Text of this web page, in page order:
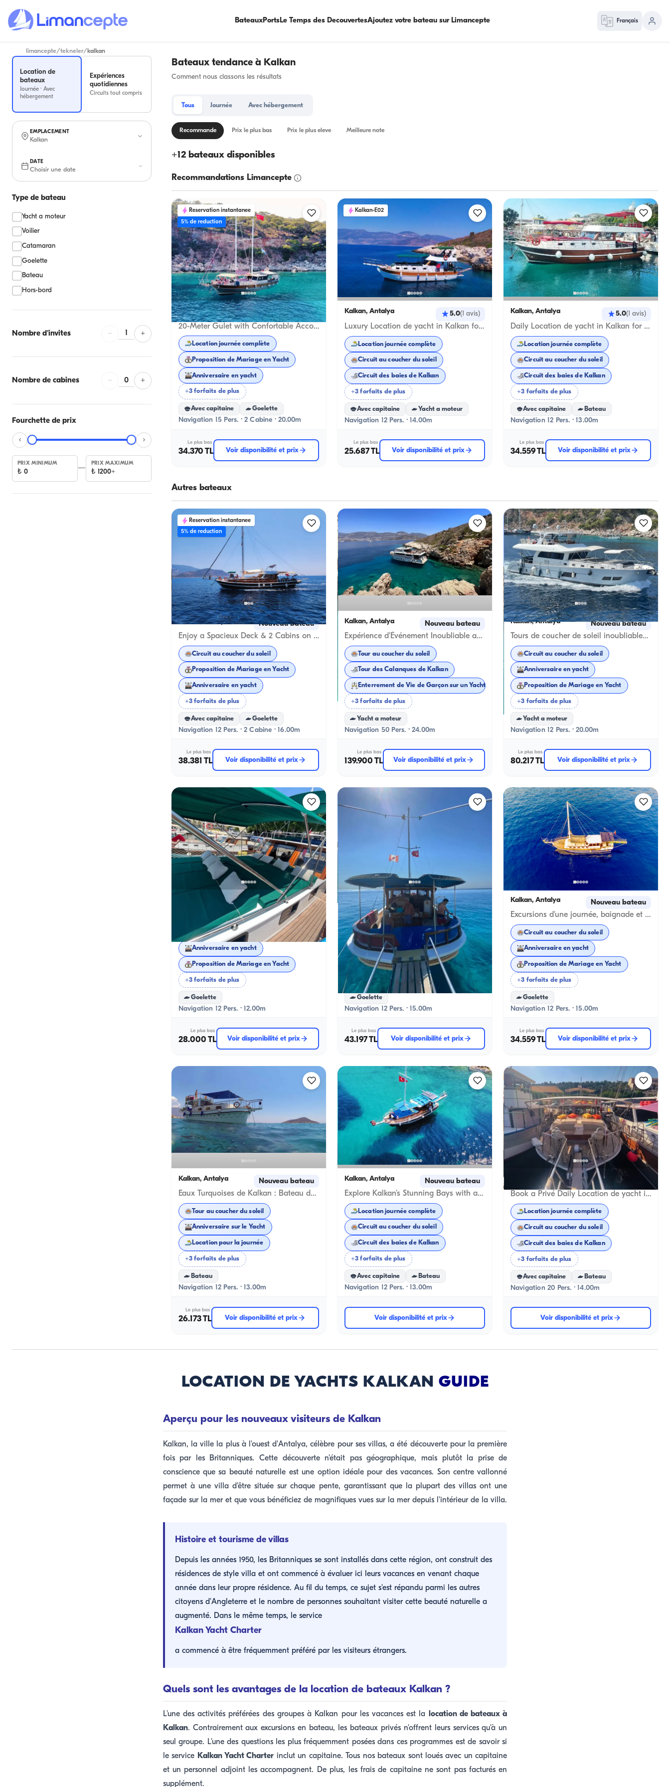
BateauxPortsLe Temps des DecouvertesAjoutez votre bateau sur Limancepte Français
limancepte/tekneler/ kalkan
Location de
bateaux
Journée · Avec
hébergement
Expériences
quotidiennes
Circuits tout compris
EMPLACEMENT
Kalkan
DATE
Choisir une date
Type de bateau
Yacht a moteur
Voilier
Catamaran
Goelette
Bateau
Hors-bord
Nombre d'invites − 1 +
Nombre de cabines − 0 +
Fourchette de prix
PRIX MINIMUM
₺ 0
—
PRIX MAXIMUM
₺ 1200+
Bateaux tendance à Kalkan
Comment nous classons les résultats
Tous Journée Avec hébergement
Recommande Prix le plus bas Prix le plus eleve Meilleure note
+12 bateaux disponibles
Recommandations Limancepte
Reservation instantanee
5% de reduction
Kalkan, Antalya Nouveau bateau
20-Meter Gulet with Confortable Accommodation for 4 Guests in Kalkan
Location journée complète
Proposition de Mariage en Yacht
Anniversaire en yacht
+3 forfaits de plus
Avec capitaine Goelette
Navigation 15 Pers. · 2 Cabine · 20.00m
Le plus bas
34.370 TL Voir disponibilité et prix
Kalkan-E02
Kalkan, Antalya 5.0(1 avis)
Luxury Location de yacht in Kalkan for a Romantic Getaway or Party Cruise
Location journée complète
Circuit au coucher du soleil
Circuit des baies de Kalkan
+3 forfaits de plus
Avec capitaine Yacht a moteur
Navigation 12 Pers. · 14.00m
Le plus bas
25.687 TL Voir disponibilité et prix
Kalkan, Antalya 5.0(1 avis)
Daily Location de yacht in Kalkan for an Unforgettable Baignade & Sightseeing Tour
Location journée complète
Circuit au coucher du soleil
Circuit des baies de Kalkan
+3 forfaits de plus
Avec capitaine Bateau
Navigation 12 Pers. · 13.00m
Le plus bas
34.559 TL Voir disponibilité et prix
Autres bateaux
Reservation instantanee
5% de reduction
Kalkan, Antalya Nouveau bateau
Enjoy a Spacieux Deck & 2 Cabins on a Premium Gulet Rental
Circuit au coucher du soleil
Proposition de Mariage en Yacht
Anniversaire en yacht
+3 forfaits de plus
Avec capitaine Goelette
Navigation 12 Pers. · 2 Cabine · 16.00m
Le plus bas
38.381 TL Voir disponibilité et prix
Kalkan, Antalya Nouveau bateau
Expérience d'Événement Inoubliable avec un Yacht à Moteur de Luxe de 24 Mètres pour 50 Personnes dans les Eaux Turquoises de Kalkan
Tour au coucher du soleil
Tour des Calanques de Kalkan
Enterrement de Vie de Garçon sur un Yacht
+3 forfaits de plus
Yacht a moteur
Navigation 50 Pers. · 24.00m
Le plus bas
139.900 TL Voir disponibilité et prix
Kalkan, Antalya Nouveau bateau
Tours de coucher de soleil inoubliables et célébrations spéciales sur un luxueux yacht à moteur de 20 mètres pour 12 personnes dans les eaux turquoises de Kalkan
Circuit au coucher du soleil
Anniversaire en yacht
Proposition de Mariage en Yacht
+3 forfaits de plus
Yacht a moteur
Navigation 12 Pers. · 20.00m
Le plus bas
80.217 TL Voir disponibilité et prix
Kalkan, Antalya Nouveau bateau
Excursion Journalière et Plaisir de la Natation avec une Goélette Standard pour 12 Personnes dans les Eaux Claires de Kalkan
Circuit au coucher du soleil
Anniversaire en yacht
Proposition de Mariage en Yacht
+3 forfaits de plus
Goelette
Navigation 12 Pers. · 12.00m
Le plus bas
28.000 TL Voir disponibilité et prix
Kalkan, Antalya Nouveau bateau
Location d'une Journée Complète, Circuits au Coucher du Soleil et Célébrations Spéciales Inoubliables sur un Goélette Standard de 15 Mètres pour 12 Personnes dans les Eaux Claires de Kalkan
Circuit au coucher du soleil
Anniversaire en yacht
Proposition de Mariage en Yacht
+3 forfaits de plus
Goelette
Navigation 12 Pers. · 15.00m
Le plus bas
43.197 TL Voir disponibilité et prix
Kalkan, Antalya Nouveau bateau
Excursions d'une journée, baignade et événements spéciaux avec un bateau standard de 15 mètres pour 20 personnes dans les eaux turquoises de Kalkan
Circuit au coucher du soleil
Anniversaire en yacht
Proposition de Mariage en Yacht
+3 forfaits de plus
Goelette
Navigation 12 Pers. · 15.00m
Le plus bas
34.559 TL Voir disponibilité et prix
Kalkan, Antalya Nouveau bateau
Eaux Turquoises de Kalkan : Bateau de Luxe de 13m pour 12 Personnes pour Louer Toute la Journée, Tours au Coucher du Soleil, Tours des Baies de Kalkan, Demandes en Mariage à Bord, Anniversaires et Enterrements de Vie de Garçon
Tour au coucher du soleil
Anniversaire sur le Yacht
Location pour la journée
+3 forfaits de plus
Bateau
Navigation 12 Pers. · 13.00m
Le plus bas
26.173 TL Voir disponibilité et prix
Kalkan, Antalya Nouveau bateau
Explore Kalkan’s Stunning Bays with a 13-Meter Privé Location de yacht
Location journée complète
Circuit au coucher du soleil
Circuit des baies de Kalkan
+3 forfaits de plus
Avec capitaine Bateau
Navigation 12 Pers. · 13.00m
Voir disponibilité et prix
Kalkan, Antalya 5.0
Book a Privé Daily Location de yacht in Kalkan for a Luxurious Sea Adventure
Location journée complète
Circuit au coucher du soleil
Circuit des baies de Kalkan
+3 forfaits de plus
Avec capitaine Bateau
Navigation 20 Pers. · 14.00m
Voir disponibilité et prix
LOCATION DE YACHTS KALKAN GUIDE
Aperçu pour les nouveaux visiteurs de Kalkan
Kalkan, la ville la plus à l'ouest d'Antalya, célèbre pour ses villas, a été découverte pour la première
fois par les Britanniques. Cette découverte n'était pas géographique, mais plutôt la prise de
conscience que sa beauté naturelle est une option idéale pour des vacances. Son centre vallonné
permet à une villa d'être située sur chaque pente, garantissant que la plupart des villas ont une
façade sur la mer et que vous bénéficiez de magnifiques vues sur la mer depuis l'intérieur de la villa.
Histoire et tourisme de villas
Depuis les années 1950, les Britanniques se sont installés dans cette région, ont construit des
résidences de style villa et ont commencé à évaluer ici leurs vacances en venant chaque
année dans leur propre résidence. Au fil du temps, ce sujet s'est répandu parmi les autres
citoyens d'Angleterre et le nombre de personnes souhaitant visiter cette beauté naturelle a
augmenté. Dans le même temps, le service
Kalkan Yacht Charter
a commencé à être fréquemment préféré par les visiteurs étrangers.
Quels sont les avantages de la location de bateaux Kalkan ?
L'une des activités préférées des groupes à Kalkan pour les vacances est la location de bateaux à
Kalkan. Contrairement aux excursions en bateau, les bateaux privés n'offrent leurs services qu'à un
seul groupe. L'une des questions les plus fréquemment posées dans ces programmes est de savoir si
le service Kalkan Yacht Charter inclut un capitaine. Tous nos bateaux sont loués avec un capitaine
et un personnel adjoint les accompagnent. De plus, les frais de capitaine ne sont pas facturés en
supplément.